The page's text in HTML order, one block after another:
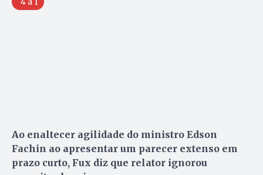
Ao enaltecer agilidade do ministro Edson
Fachin ao apresentar um parecer extenso em
prazo curto, Fux diz que relator ignorou